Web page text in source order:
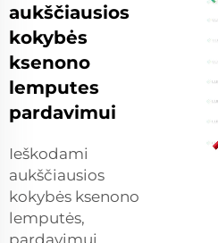
aukščiausios
kokybės
ksenono
lemputes
pardavimui
Ieškodami
aukščiausios
kokybės ksenono
lemputės,
pardavimui